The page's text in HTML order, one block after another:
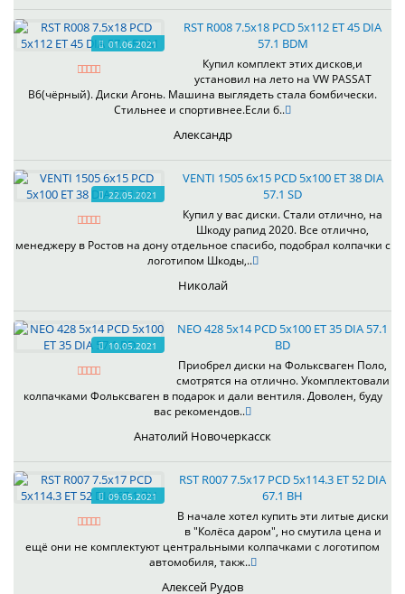
01.06.2021
RST R008 7.5x18 PCD 5x112 ET 45 DIA
57.1 BDM
Купил комплект этих дисков,и
установил на лето на VW PASSAT
B6(чёрный). Диски Агонь. Машина выглядеть стала бомбически.
Стильнее и спортивнее.Если б..
Александр
22.05.2021
VENTI 1505 6x15 PCD 5x100 ET 38 DIA
57.1 SD
Купил у вас диски. Стали отлично, на
Шкоду рапид 2020. Все отлично,
менеджеру в Ростов на дону отдельное спасибо, подобрал колпачки с
логотипом Шкоды,..
Николай
10.05.2021
NEO 428 5x14 PCD 5x100 ET 35 DIA 57.1
BD
Приобрел диски на Фольксваген Поло,
смотрятся на отлично. Укомплектовали
колпачками Фольксваген в подарок и дали вентиля. Доволен, буду
вас рекомендов..
Анатолий Новочеркасск
09.05.2021
RST R007 7.5x17 PCD 5x114.3 ET 52 DIA
67.1 BH
В начале хотел купить эти литые диски
в "Колёса даром", но смутила цена и
ещё они не комплектуют центральными колпачками с логотипом
автомобиля, такж..
Алексей Рудов